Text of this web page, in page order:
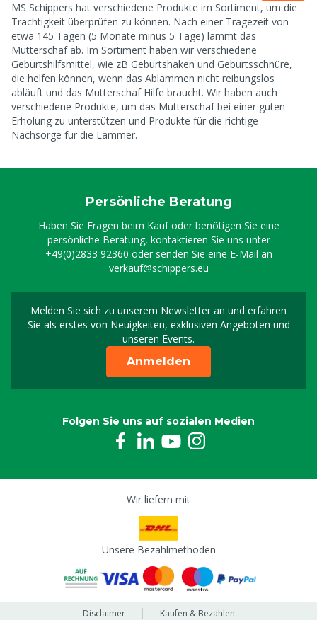
MS Schippers hat verschiedene Produkte im Sortiment, um die
Trächtigkeit überprüfen zu können. Nach einer Tragezeit von
etwa 145 Tagen (5 Monate minus 5 Tage) lammt das
Mutterschaf ab. Im Sortiment haben wir verschiedene
Geburtshilfsmittel, wie zB Geburtshaken und Geburtsschnüre,
die helfen können, wenn das Ablammen nicht reibungslos
abläuft und das Mutterschaf Hilfe braucht. Wir haben auch
verschiedene Produkte, um das Mutterschaf bei einer guten
Erholung zu unterstützen und Produkte für die richtige
Nachsorge für die Lämmer.
Persönliche Beratung
Haben Sie Fragen beim Kauf oder benötigen Sie eine
persönliche Beratung, kontaktieren Sie uns unter
+49(0)2833 92360 oder senden Sie eine E-Mail an
verkauf@schippers.eu
Melden Sie sich zu unserem Newsletter an und erfahren
Sie als erstes von Neuigkeiten, exklusiven Angeboten und
unseren Events.
Melden Sie sich für
Anmelden
Folgen Sie uns auf sozialen Medien
Wir liefern mit
Unsere Bezahlmethoden
Disclaimer Kaufen & Bezahlen